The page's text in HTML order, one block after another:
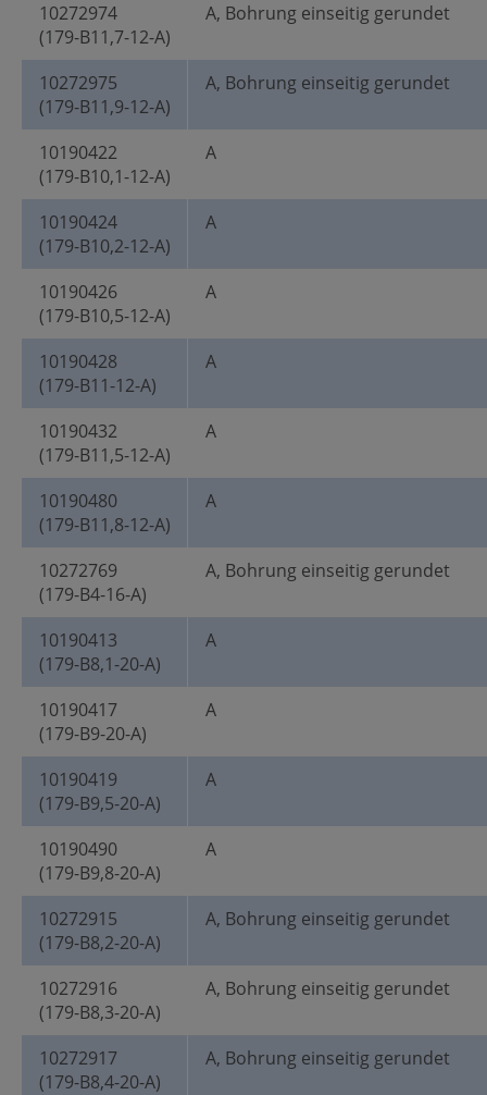
10272974
(179-B11,7-12-A)
A, Bohrung einseitig gerundet
10272975
(179-B11,9-12-A)
A, Bohrung einseitig gerundet
10190422
(179-B10,1-12-A)
A
10190424
(179-B10,2-12-A)
A
10190426
(179-B10,5-12-A)
A
10190428
(179-B11-12-A)
A
10190432
(179-B11,5-12-A)
A
10190480
(179-B11,8-12-A)
A
10272769
(179-B4-16-A)
A, Bohrung einseitig gerundet
10190413
(179-B8,1-20-A)
A
10190417
(179-B9-20-A)
A
10190419
(179-B9,5-20-A)
A
10190490
(179-B9,8-20-A)
A
10272915
(179-B8,2-20-A)
A, Bohrung einseitig gerundet
10272916
(179-B8,3-20-A)
A, Bohrung einseitig gerundet
10272917
(179-B8,4-20-A)
A, Bohrung einseitig gerundet